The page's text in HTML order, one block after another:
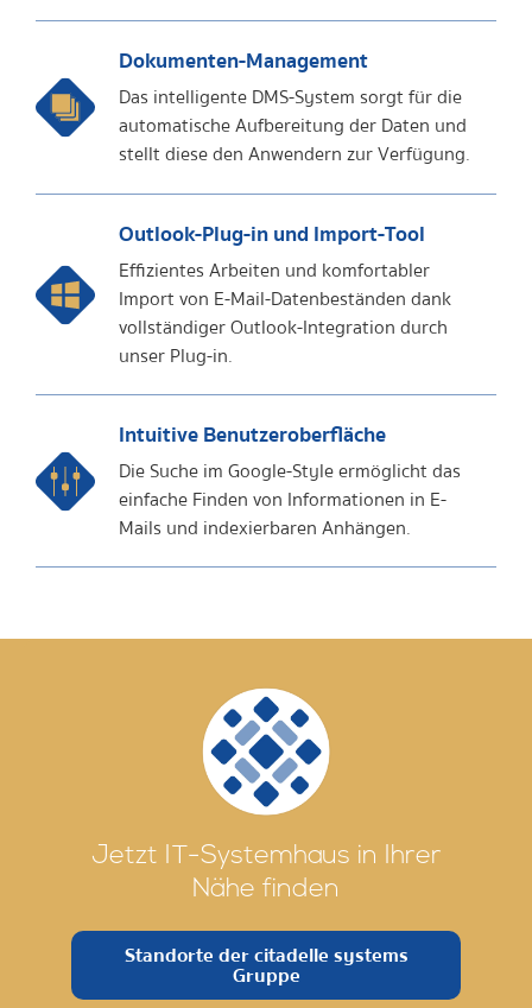
Dokumenten-Management
Das intelligente DMS-System sorgt für die
automatische Aufbereitung der Daten und
stellt diese den Anwendern zur Verfügung.
Outlook-Plug-in und Import-Tool
Effizientes Arbeiten und komfortabler
Import von E-Mail-Datenbeständen dank
vollständiger Outlook-Integration durch
unser Plug-in.
Intuitive Benutzeroberfläche
Die Suche im Google-Style ermöglicht das
einfache Finden von Informationen in E-
Mails und indexierbaren Anhängen.
Jetzt IT-Systemhaus in Ihrer
Nähe finden
Standorte der citadelle systems
Gruppe